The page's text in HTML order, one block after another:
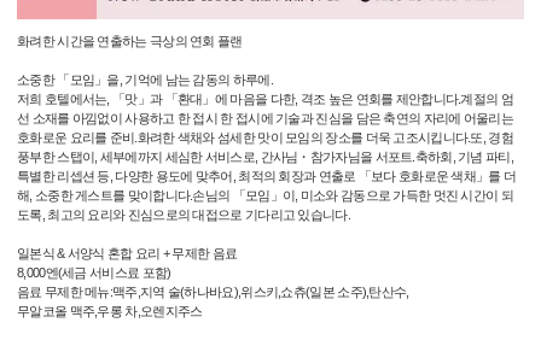
화려한 시간을 연출하는 극상의 연회 플랜
소중한 「모임」을, 기억에 남는 감동의 하루에.
저희 호텔에서는, 「맛」과 「환대」에 마음을 다한, 격조 높은 연회를 제안합니다.계절의 엄
선 소재를 아낌없이 사용하고 한 접시 한 접시에 기술과 진심을 담은 축연의 자리에 어울리는
호화로운 요리를 준비.화려한 색채와 섬세한 맛이 모임의 장소를 더욱 고조시킵니다.또, 경험
풍부한 스탭이, 세부에까지 세심한 서비스로, 간사님・참가자님을 서포트.축하회, 기념 파티,
특별한 리셉션 등, 다양한 용도에 맞추어, 최적의 회장과 연출로 「보다 호화로운 색채」를 더
해, 소중한 게스트를 맞이합니다.손님의 「모임」이, 미소와 감동으로 가득한 멋진 시간이 되
도록, 최고의 요리와 진심으로의 대접으로 기다리고 있습니다.
일본식 & 서양식 혼합 요리 + 무제한 음료
8,000엔(세금 서비스료 포함)
음료 무제한 메뉴:맥주,지역 술(하나바요),위스키,쇼츄(일본 소주),탄산수,
무알코올 맥주,우롱 차,오렌지주스